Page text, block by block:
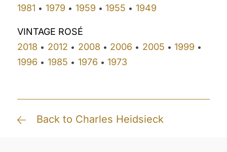
1981 • 1979 • 1959 • 1955 • 1949
VINTAGE ROSÉ
2018 • 2012 • 2008 • 2006 • 2005 • 1999 •
1996 • 1985 • 1976 • 1973
Back to Charles Heidsieck